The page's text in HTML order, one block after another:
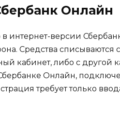
Онлайн
интернет-версии
Средства списываются
кабинет, либо с другой
Онлайн,
требует только